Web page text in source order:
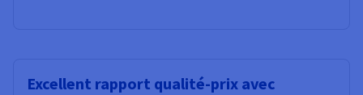
Excellent rapport qualité-prix avec